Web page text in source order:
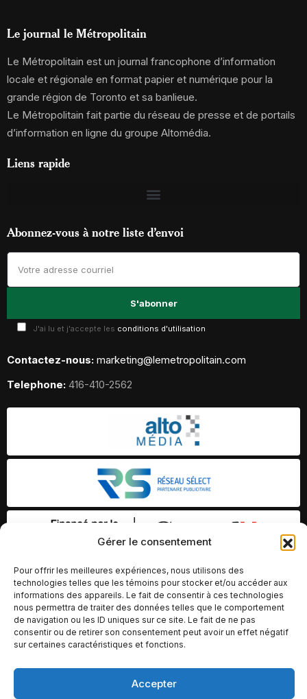
Gérer le consentement
Pour offrir les meilleures expériences, nous utilisons des
technologies telles que les témoins pour stocker et/ou accéder aux
informations des appareils. Le fait de consentir à ces technologies
nous permettra de traiter des données telles que le comportement
de navigation ou les ID uniques sur ce site. Le fait de ne pas
consentir ou de retirer son consentement peut avoir un effet négatif
sur certaines caractéristiques et fonctions.
Accepter
Le journal le Métropolitain
Le Métropolitain est un journal francophone d’information
locale et régionale en format papier et numérique pour la
grande région de Toronto et sa banlieue.
Le Métropolitain fait partie du réseau de presse et de portails
d’information en ligne du groupe Altomédia.
Liens rapide
Abonnez-vous à notre liste d’envoi
J'ai lu et j'accepte les conditions d'utilisation
Contactez-nous: marketing@lemetropolitain.com
Telephone: 416-410-2562
© Copyright 2026 – Altomédia Inc |